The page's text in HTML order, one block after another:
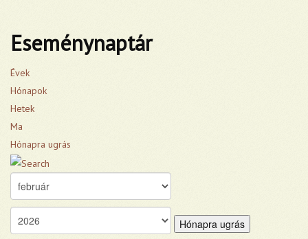
Eseménynaptár
Évek
Hónapok
Hetek
Ma
Hónapra ugrás
Hónapra ugrás